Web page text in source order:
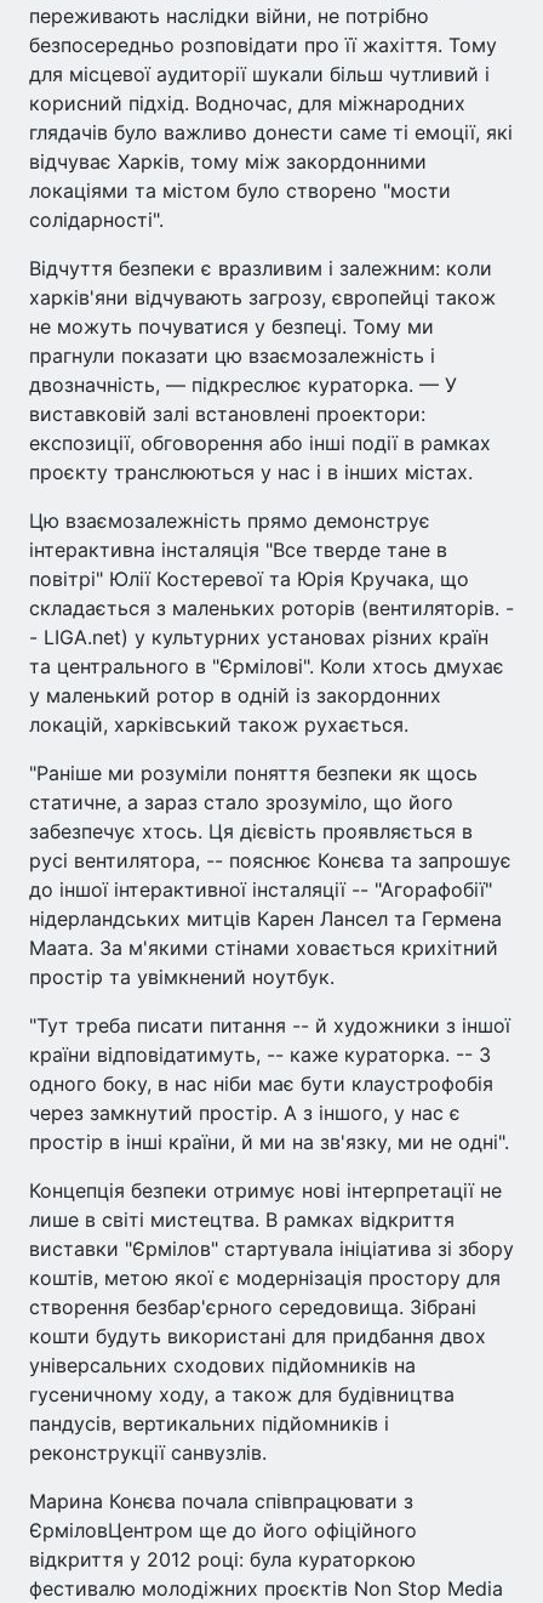
переживають наслідки війни, не потрібно
безпосередньо розповідати про її жахіття. Тому
для місцевої аудиторії шукали більш чутливий і
корисний підхід. Водночас, для міжнародних
глядачів було важливо донести саме ті емоції, які
відчуває Харків, тому між закордонними
локаціями та містом було створено "мости
солідарності".
Відчуття безпеки є вразливим і залежним: коли
харків'яни відчувають загрозу, європейці також
не можуть почуватися у безпеці. Тому ми
прагнули показати цю взаємозалежність і
двозначність, — підкреслює кураторка. — У
виставковій залі встановлені проектори:
експозиції, обговорення або інші події в рамках
проєкту транслюються у нас і в інших містах.
Цю взаємозалежність прямо демонструє
інтерактивна інсталяція "Все тверде тане в
повітрі" Юлії Костеревої та Юрія Кручака, що
складається з маленьких роторів (вентиляторів. -
- LIGA.net) у культурних установах різних країн
та центрального в "Єрмілові". Коли хтось дмухає
у маленький ротор в одній із закордонних
локацій, харківський також рухається.
"Раніше ми розуміли поняття безпеки як щось
статичне, а зараз стало зрозуміло, що його
забезпечує хтось. Ця дієвість проявляється в
русі вентилятора, -- пояснює Конєва та запрошує
до іншої інтерактивної інсталяції -- "Агорафобії"
нідерландських митців Карен Лансел та Гермена
Маата. За м'якими стінами ховається крихітний
простір та увімкнений ноутбук.
"Тут треба писати питання -- й художники з іншої
країни відповідатимуть, -- каже кураторка. -- З
одного боку, в нас ніби має бути клаустрофобія
через замкнутий простір. А з іншого, у нас є
простір в інші країни, й ми на зв'язку, ми не одні".
Концепція безпеки отримує нові інтерпретації не
лише в світі мистецтва. В рамках відкриття
виставки "Єрмілов" стартувала ініціатива зі збору
коштів, метою якої є модернізація простору для
створення безбар'єрного середовища. Зібрані
кошти будуть використані для придбання двох
універсальних сходових підйомників на
гусеничному ходу, а також для будівництва
пандусів, вертикальних підйомників і
реконструкції санвузлів.
Марина Конєва почала співпрацювати з
ЄрміловЦентром ще до його офіційного
відкриття у 2012 році: була кураторкою
фестивалю молодіжних проєктів Non Stop Media